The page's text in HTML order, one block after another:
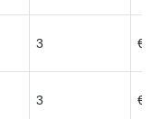
3 €34
3 €36